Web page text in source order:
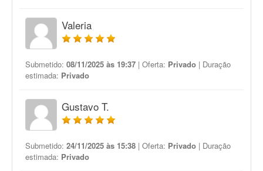
Valeria
Submetido: 08/11/2025 às 19:37 | Oferta: Privado | Duração
estimada: Privado
Gustavo T.
Submetido: 24/11/2025 às 15:38 | Oferta: Privado | Duração
estimada: Privado